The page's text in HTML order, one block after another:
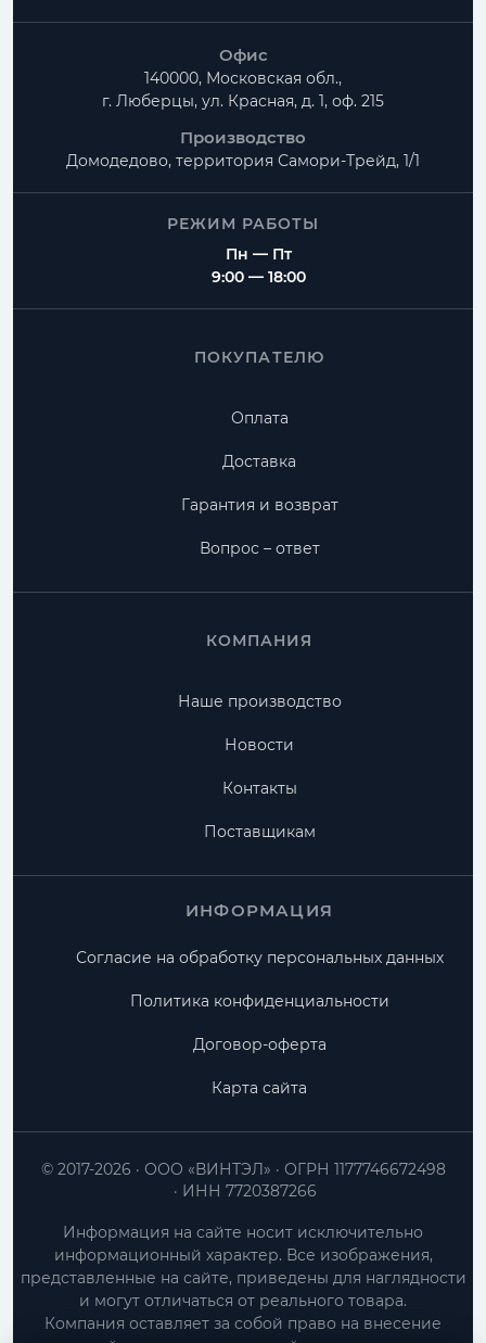
Офис
140000, Московская обл.,
г. Люберцы, ул. Красная, д. 1, оф. 215
Производство
Домодедово, территория Самори-Трейд, 1/1
РЕЖИМ РАБОТЫ
Пн — Пт
9:00 — 18:00
ПОКУПАТЕЛЮ
Оплата
Доставка
Гарантия и возврат
Вопрос – ответ
КОМПАНИЯ
Наше производство
Новости
Контакты
Поставщикам
ИНФОРМАЦИЯ
Согласие на обработку персональных данных
Политика конфиденциальности
Договор-оферта
Карта сайта
ООО «ВИНТЭЛ»
ОГРН 1177746672498
ИНН 7720387266
© 2017-2026
Информация на сайте носит исключительно
информационный характер. Все изображения,
представленные на сайте, приведены для наглядности
и могут отличаться от реального товара.
Компания оставляет за собой право на внесение